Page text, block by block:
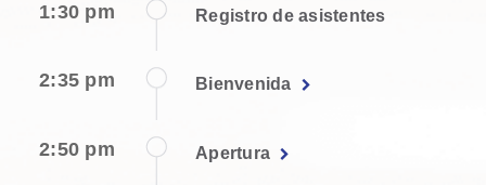
1:30 pm Registro de asistentes
2:35 pm Bienvenida
2:50 pm Apertura